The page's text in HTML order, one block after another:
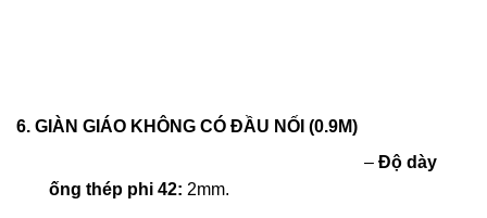
6. GIÀN GIÁO KHÔNG CÓ ĐẦU NỐI (0.9M)
– Độ dày
ống thép phi 42: 2mm.